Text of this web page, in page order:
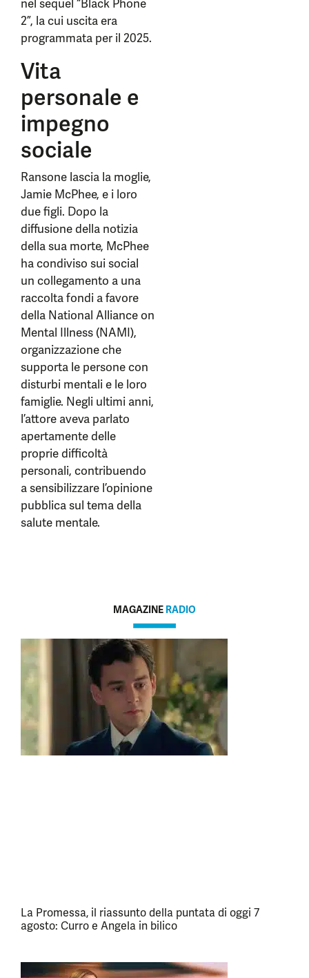
nel sequel “Black Phone
2”, la cui uscita era
programmata per il 2025.
Vita
personale e
impegno
sociale
Ransone lascia la moglie,
Jamie McPhee, e i loro
due figli. Dopo la
diffusione della notizia
della sua morte, McPhee
ha condiviso sui social
un collegamento a una
raccolta fondi a favore
della National Alliance on
Mental Illness (NAMI),
organizzazione che
supporta le persone con
disturbi mentali e le loro
famiglie. Negli ultimi anni,
l’attore aveva parlato
apertamente delle
proprie difficoltà
personali, contribuendo
a sensibilizzare l’opinione
pubblica sul tema della
salute mentale.
MAGAZINE RADIO
La Promessa, il riassunto della puntata di oggi 7
agosto: Curro e Angela in bilico